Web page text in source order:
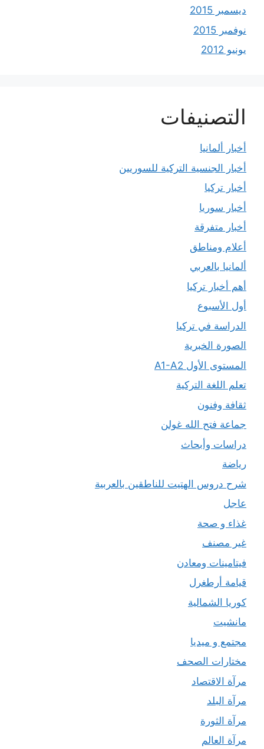
ديسمبر 2015
نوفمبر 2015
يونيو 2012
التصنيفات
أخبار ألمانيا
أخبار الجنسية التركية للسوريين
أخبار تركيا
أخبار سوريا
أخبار متفرقة
أعلام ومناطق
ألمانيا بالعربي
أهم أخبار تركيا
أول الأسبوع
الدراسة في تركيا
الصورة الخبرية
المستوى الأول A1-A2
تعلم اللغة التركية
ثقافة وفنون
جماعة فتح الله غولن
دراسات وأبحاث
رياضة
شرح دروس الهتيت للناطقين بالعربية
عاجل
غذاء و صحة
غير مصنف
فيتامينات ومعادن
قيامة أرطغرل
كوريا الشمالية
مانشيت
مجتمع و ميديا
مختارات الصحف
مرآة الاقتصاد
مرآة البلد
مرآة الثورة
مرآة العالم